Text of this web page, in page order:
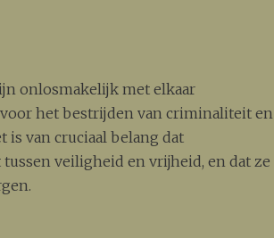
onlosmakelijk met elkaar
het bestrijden van criminaliteit en
is van cruciaal belang dat
veiligheid en vrijheid, en dat ze